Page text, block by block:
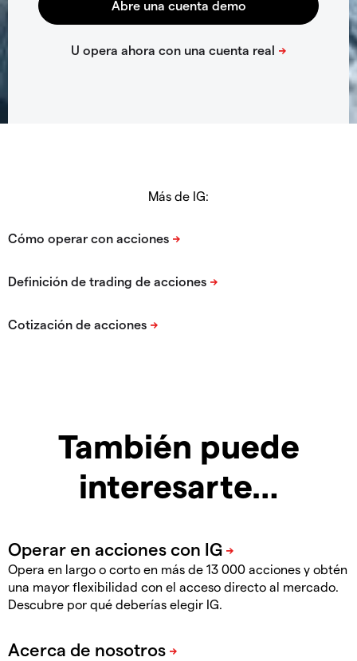
Más de IG:
También puede
interesarte…
Opera en largo o corto en más de 13 000 acciones y obtén
una mayor flexibilidad con el acceso directo al mercado.
Descubre por qué deberías elegir IG.